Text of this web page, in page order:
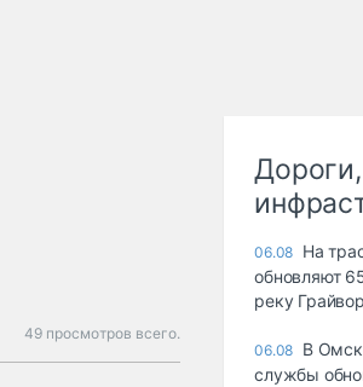
49 просмотров всего.
Дороги,
06.08 На
обновляют
реку
06.08 В
службы